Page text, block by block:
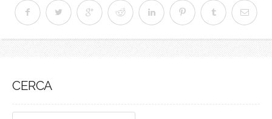
CERCA